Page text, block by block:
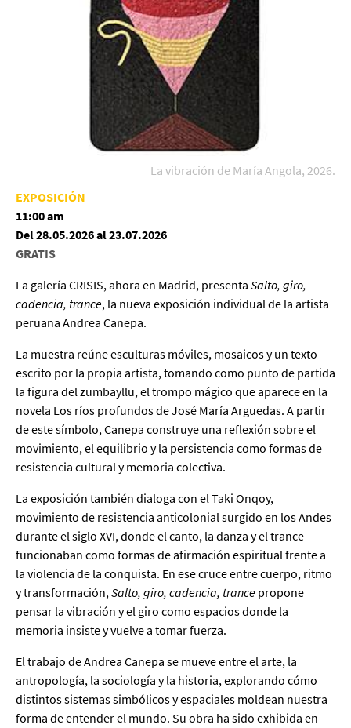
La vibración de María Angola, 2026.
EXPOSICIÓN
11:00 am
Del 28.05.2026 al 23.07.2026
GRATIS
La galería CRISIS, ahora en Madrid, presenta Salto, giro,
cadencia, trance, la nueva exposición individual de la artista
peruana Andrea Canepa.
La muestra reúne esculturas móviles, mosaicos y un texto
escrito por la propia artista, tomando como punto de partida
la figura del zumbayllu, el trompo mágico que aparece en la
novela Los ríos profundos de José María Arguedas. A partir
de este símbolo, Canepa construye una reflexión sobre el
movimiento, el equilibrio y la persistencia como formas de
resistencia cultural y memoria colectiva.
La exposición también dialoga con el Taki Onqoy,
movimiento de resistencia anticolonial surgido en los Andes
durante el siglo XVI, donde el canto, la danza y el trance
funcionaban como formas de afirmación espiritual frente a
la violencia de la conquista. En ese cruce entre cuerpo, ritmo
y transformación,Salto, giro, cadencia, trance propone
pensar la vibración y el giro como espacios donde la
memoria insiste y vuelve a tomar fuerza.
El trabajo de Andrea Canepa se mueve entre el arte, la
antropología, la sociología y la historia, explorando cómo
distintos sistemas simbólicos y espaciales moldean nuestra
forma de entender el mundo. Su obra ha sido exhibida en